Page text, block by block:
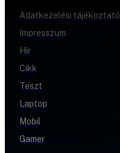
Adatkezelési tájékoztató
Impresszum
Hír
Cikk
Teszt
Laptop
Mobil
Gamer